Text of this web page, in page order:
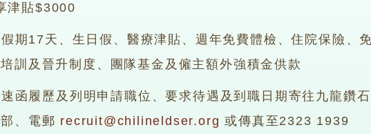
津貼$3000
期17天、生日假、醫療津貼、週年免費體檢、住院保險、
訓及晉升制度、團隊基金及僱主額外強積金供款
函履歷及列明申請職位、要求待遇及到職日期寄往九龍鑽
、電郵 recruit@chilineldser.org 或傳真至2323 1939